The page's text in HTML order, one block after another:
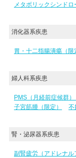
メタボリックシンドロ
消化器系疾患
胃・十二指腸潰瘍（限
婦人科系疾患
PMS（月経前症候群）
子宮筋腫（限定）
不
腎・泌尿器系疾患
副腎疲労（アドレナル